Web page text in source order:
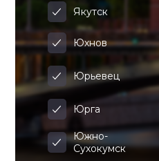
Якутск
Юхнов
Юрьевец
Юрга
Южно-
Сухокумск